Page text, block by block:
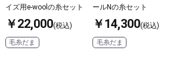
イズ用e-woolの糸セット
￥22,000(税込)
毛糸だま
ールNの糸セット
￥14,300(税込)
毛糸だま